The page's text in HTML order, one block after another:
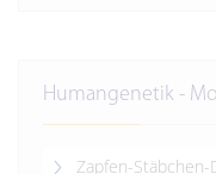
Humangenetik -
Zapfen-Stäbchen-